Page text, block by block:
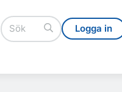
Logga in
Logga in